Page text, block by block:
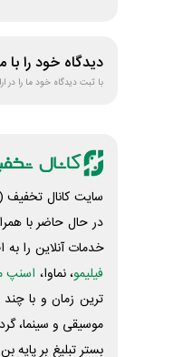
دیدگاه خود را با
با ثبت دیدگاه خود ما را در
سایت کانال تخفیف
در حال حاضر با
خدمات آنلاین را
فیلیمو، نماوا، اسنپ
ترین زمان و با
موسیقی و سینما،
بستر تبلیغ بر